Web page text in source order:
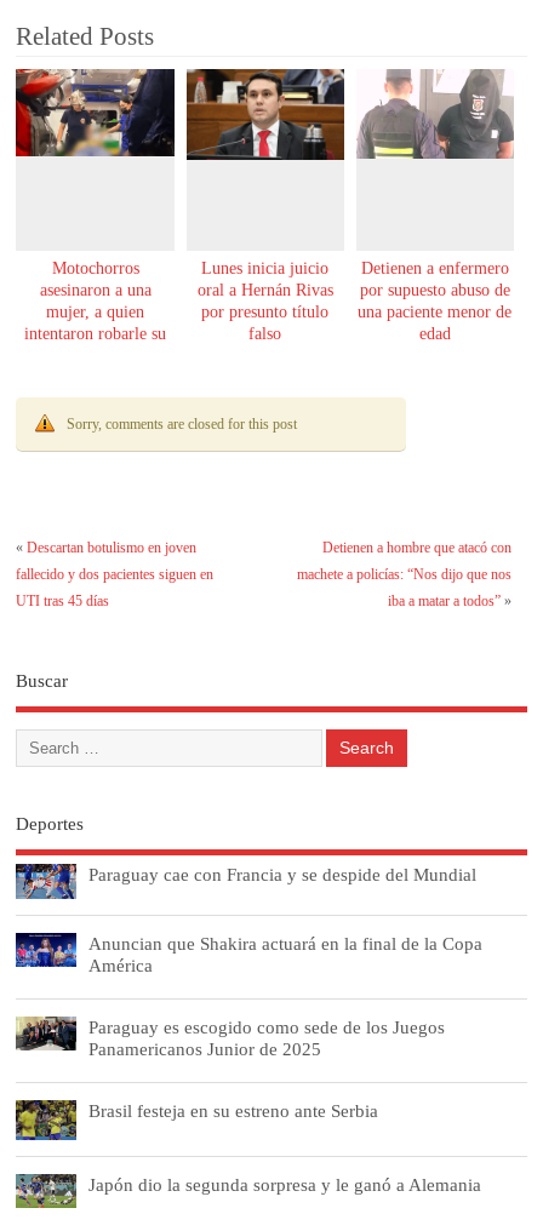
Related Posts
Motochorros
asesinaron a una
mujer, a quien
intentaron robarle su
Lunes inicia juicio
oral a Hernán Rivas
por presunto título
falso
Detienen a enfermero
por supuesto abuso de
una paciente menor de
edad
Sorry, comments are closed for this post
«Descartan botulismo en joven
fallecido y dos pacientes siguen en
UTI tras 45 días
Detienen a hombre que atacó con
machete a policías: “Nos dijo que nos
iba a matar a todos”»
Buscar
Deportes
Paraguay cae con Francia y se despide del Mundial
Anuncian que Shakira actuará en la final de la Copa
América
Paraguay es escogido como sede de los Juegos
Panamericanos Junior de 2025
Brasil festeja en su estreno ante Serbia
Japón dio la segunda sorpresa y le ganó a Alemania